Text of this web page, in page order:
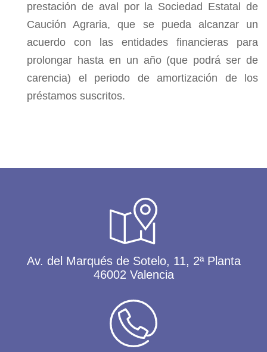
prestación de aval por la Sociedad Estatal de
Caución Agraria, que se pueda alcanzar un
acuerdo con las entidades financieras para
prolongar hasta en un año (que podrá ser de
carencia) el periodo de amortización de los
préstamos suscritos.
Av. del Marqués de Sotelo, 11, 2ª Planta
46002 Valencia